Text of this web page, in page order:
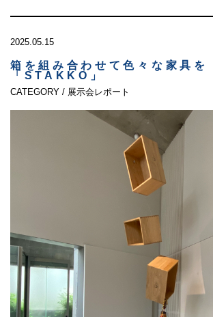
2025.05.15
箱を組み合わせて色々な家具を
「STAKKO」
CATEGORY / 展示会レポート